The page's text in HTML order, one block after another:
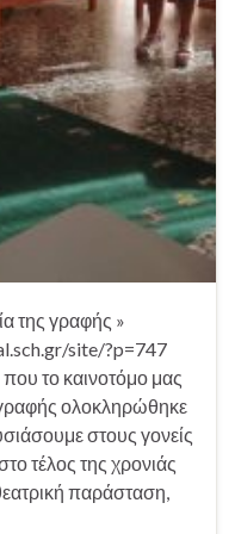
της γραφής »
site/?p=747
το καινοτόμο μας
ολοκληρώθηκε
στους γονείς
τέλος της χρονιάς
παράσταση,